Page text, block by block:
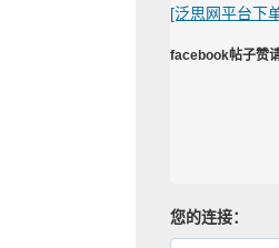
[泛思网平台下
facebook帖子赞
您的连接：